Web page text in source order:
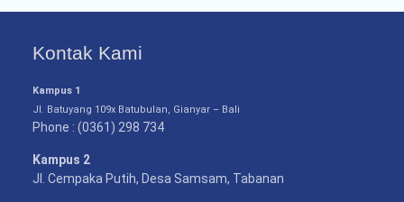
Kontak Kami
Kampus 1
Jl. Batuyang 109x Batubulan, Gianyar – Bali
Phone : (0361) 298 734
Kampus 2
Jl. Cempaka Putih, Desa Samsam, Tabanan